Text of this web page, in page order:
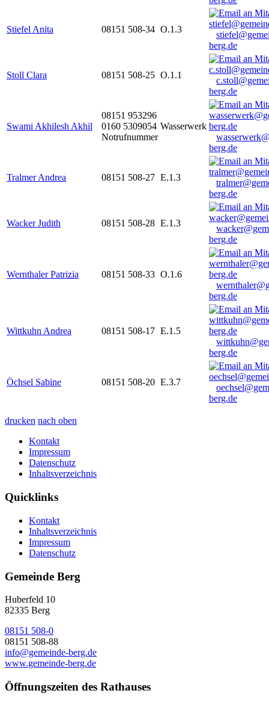
Stiefel Anita 08151 508-34 O.1.3
berg.de
Stoll Clara 08151 508-25 O.1.1
berg.de
Swami Akhilesh Akhil
08151 953296
0160 5309054
Notrufnummer
Wasserwerk
berg.de
Tralmer Andrea 08151 508-27 E.1.3
berg.de
Wacker Judith 08151 508-28 E.1.3
berg.de
Wernthaler Patrizia 08151 508-33 O.1.6
berg.de
Wittkuhn Andrea 08151 508-17 E.1.5
berg.de
Öchsel Sabine 08151 508-20 E.3.7
berg.de
drucken nach oben
Kontakt
Impressum
Datenschutz
Inhaltsverzeichnis
Quicklinks
Kontakt
Inhaltsverzeichnis
Impressum
Datenschutz
Gemeinde Berg
Huberfeld 10
82335 Berg
08151 508-0
08151 508-88
info@gemeinde-berg.de
www.gemeinde-berg.de
Öffnungszeiten des Rathauses